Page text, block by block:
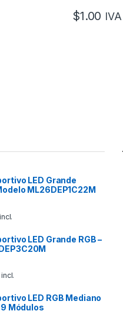
$1.00
LED Grande
ML26DEP1C22M
LED Grande RGB –
incl.
LED RGB Mediano
Módulos